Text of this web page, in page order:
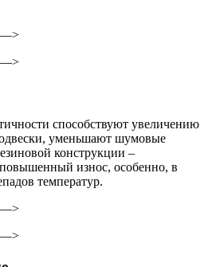
—>
—>
способствуют увеличению
уменьшают шумовые
конструкции –
износ, особенно, в
температур.
—>
—>